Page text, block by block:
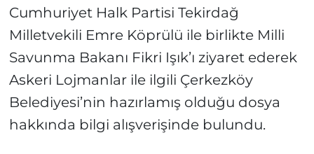
Cumhuriyet Halk Partisi Tekirdağ
Milletvekili Emre Köprülü ile birlikte Milli
Savunma Bakanı Fikri Işık’ı ziyaret ederek
Askeri Lojmanlar ile ilgili Çerkezköy
Belediyesi’nin hazırlamış olduğu dosya
hakkında bilgi alışverişinde bulundu.